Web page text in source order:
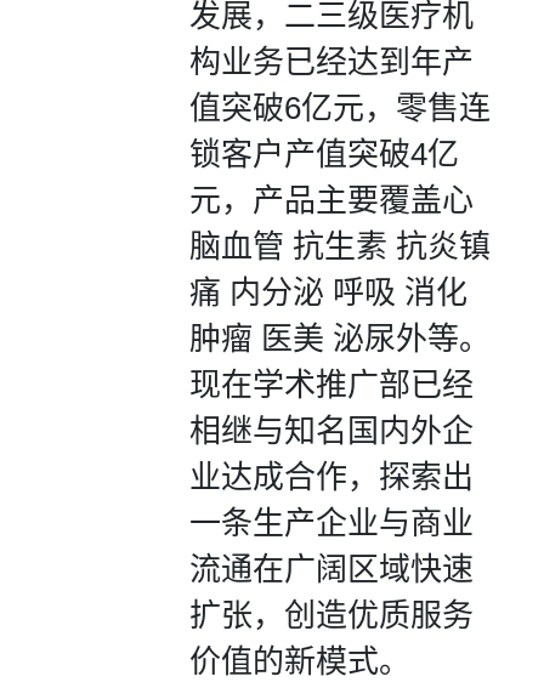
发展，二三级医疗机
构业务已经达到年产
值突破6亿元，零售连
锁客户产值突破4亿
元，产品主要覆盖心
脑血管 抗生素 抗炎镇
痛 内分泌 呼吸 消化
肿瘤 医美 泌尿外等。
现在学术推广部已经
相继与知名国内外企
业达成合作，探索出
一条生产企业与商业
流通在广阔区域快速
扩张，创造优质服务
价值的新模式。